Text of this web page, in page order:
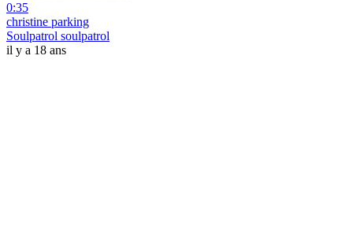
0:35
christine parking
Soulpatrol soulpatrol
il y a 18 ans